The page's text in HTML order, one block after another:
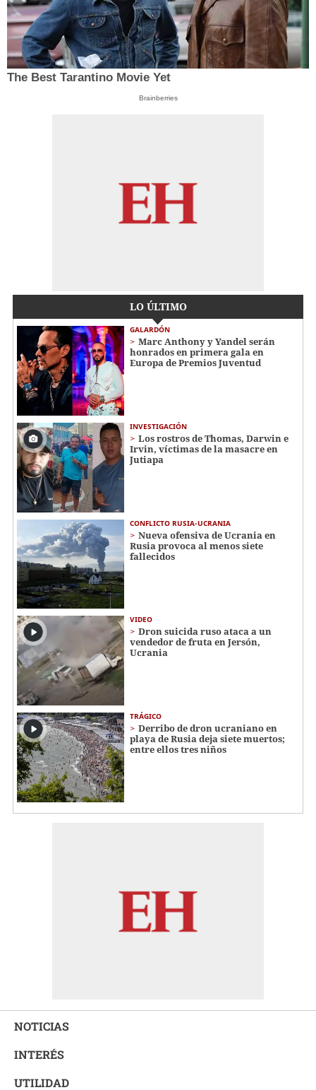
The Best Tarantino Movie Yet
Brainberries
LO ÚLTIMO
GALARDÓN
Marc Anthony y Yandel serán
honrados en primera gala en
Europa de Premios Juventud
INVESTIGACIÓN
Los rostros de Thomas, Darwin e
Irvin, víctimas de la masacre en
Jutiapa
CONFLICTO RUSIA-UCRANIA
Nueva ofensiva de Ucrania en
Rusia provoca al menos siete
fallecidos
VIDEO
Dron suicida ruso ataca a un
vendedor de fruta en Jersón,
Ucrania
TRÁGICO
Derribo de dron ucraniano en
playa de Rusia deja siete muertos;
entre ellos tres niños
NOTICIAS
INTERÉS
UTILIDAD